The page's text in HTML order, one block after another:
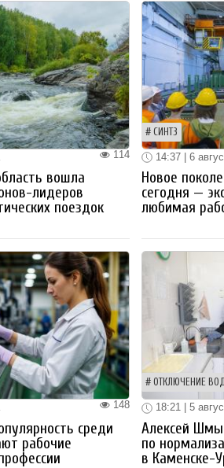
114
вошла
лидеров
поездок
СИНТЗ
14:37 | 6
Новое
сегодня —
любимая
148
среди
рабочие
ОТКЛЮЧЕНИЕ
18:21 | 5
Алексей
по
в Каменске-